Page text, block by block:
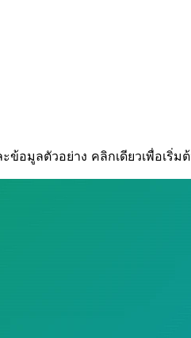
ข้อมูลตัวอย่าง คลิกเดียวเพื่อเริ่ม